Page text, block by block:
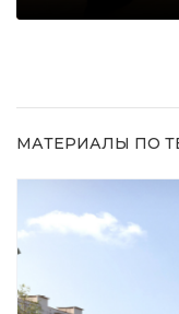
МАТЕРИАЛЫ ПО